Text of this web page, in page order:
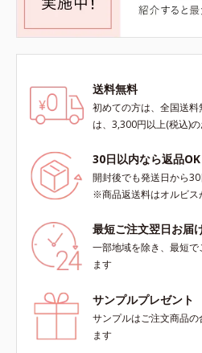
送料無料
初めての方は、全国送
は、3,300円以上(税込)
30日以内なら返品OK
開封後でも発送日から
※商品返送料はオルビス
最短ご注文翌日お届
一部地域を除き、最短
ます
サンプルプレゼント
サンプルはご注文商品
ます